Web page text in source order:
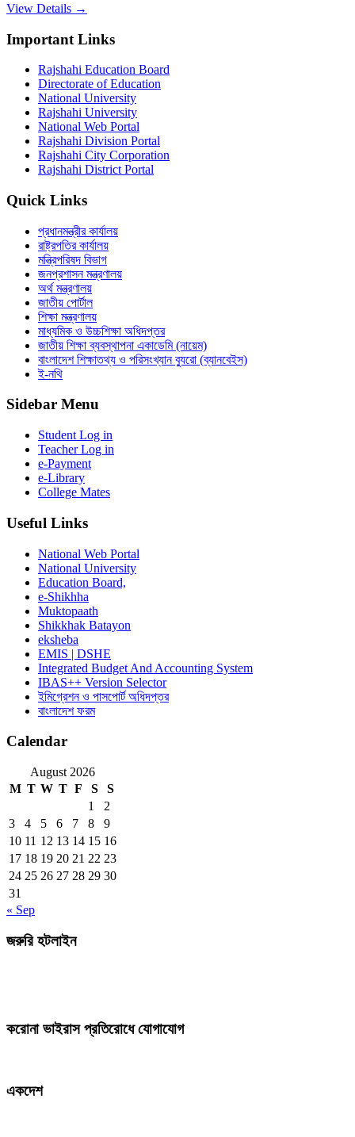
View Details →
Important Links
Rajshahi Education Board
Directorate of Education
National University
Rajshahi University
National Web Portal
Rajshahi Division Portal
Rajshahi City Corporation
Rajshahi District Portal
Quick Links
প্রধানমন্ত্রীর কার্যালয়
রাষ্ট্রপতির কার্যালয়
মন্ত্রিপরিষদ বিভাগ
জনপ্রশাসন মন্ত্রণালয়
অর্থ মন্ত্রণালয়
জাতীয় পোর্টাল
শিক্ষা মন্ত্রণালয়
মাধ্যমিক ও উচ্চশিক্ষা অধিদপ্তর
জাতীয় শিক্ষা ব্যবস্থাপনা একাডেমি (নায়েম)
বাংলাদেশ শিক্ষাতথ্য ও পরিসংখ্যান ব্যুরো (ব্যানবেইস)
ই-নথি
Sidebar Menu
Student Log in
Teacher Log in
e-Payment
e-Library
College Mates
Useful Links
National Web Portal
National University
Education Board,
e-Shikhha
Muktopaath
Shikkhak Batayon
eksheba
EMIS | DSHE
Integrated Budget And Accounting System
IBAS++ Version Selector
ইমিগ্রেশন ও পাসপোর্ট অধিদপ্তর
বাংলাদেশ ফরম
Calendar
August 2026
M T W T F S
S
1
2
3
4 5 6 7 8
9
10 11 12 13 14 15 16
17 18 19 20 21 22 23
24 25 26 27 28 29 30
31
« Sep
জরুরি হটলাইন
করোনা ভাইরাস প্রতিরোধে যোগাযোগ
একদেশ